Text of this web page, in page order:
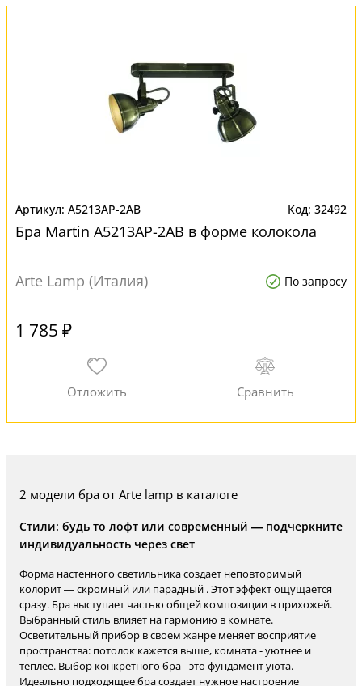
A5213AP-2AB 32492
Бра Martin A5213AP-2AB в форме колокола
Arte Lamp (Италия) По запросу
1 785 ₽
2 модели бра от Arte lamp в каталоге
Стили: будь то лофт или современный — подчеркните
индивидуальность через свет
Форма настенного светильника создает неповторимый
колорит — скромный или парадный . Этот эффект ощущается
сразу. Бра выступает частью общей композиции в прихожей.
Выбранный стиль влияет на гармонию в комнате.
Осветительный прибор в своем жанре меняет восприятие
пространства: потолок кажется выше, комната - уютнее и
теплее. Выбор конкретного бра - это фундамент уюта.
Идеально подходящее бра создает нужное настроение